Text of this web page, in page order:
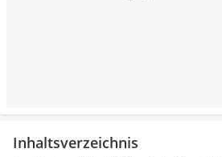
Inhaltsverzeichnis